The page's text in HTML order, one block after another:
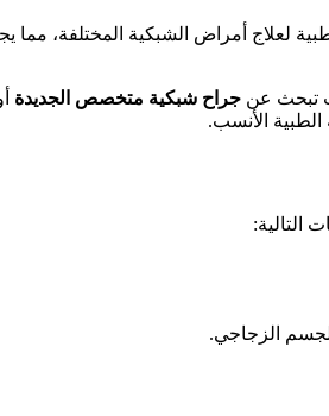
لعلاج أمراض الشبكية المختلفة،
تبحث عن جراح شبكية متخصص الجديدة
الطبية الأنسب.
الزجاجي.